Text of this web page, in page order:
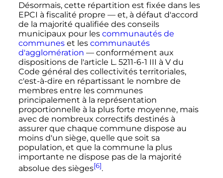
Désormais, cette répartition est fixée dans les
EPCI à fiscalité propre — et, à défaut d'accord
de la majorité qualifiée des conseils
municipaux pour les communautés de
communeset les communautés
d'agglomération —conformément aux
dispositions de l'article L. 5211-6-1 III à V du
Code général des collectivités territoriales,
c'est-à-dire en répartissant le nombre de
membres entre les communes
principalement à la représentation
proportionnelle à la plus forte moyenne, mais
avec de nombreux correctifs destinés à
assurer que chaque commune dispose au
moins d'un siège, quelle que soit sa
population, et que la commune la plus
importante ne dispose pas de la majorité
absolue des sièges[6].